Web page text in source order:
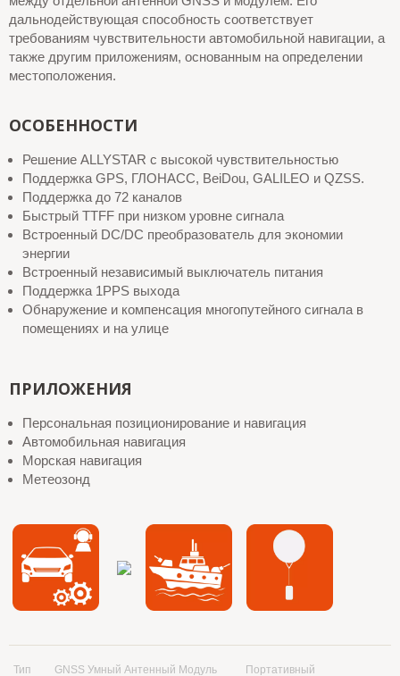
дальнодействующая способность соответствует
требованиям чувствительности автомобильной навигации, а
также другим приложениям, основанным на определении
местоположения.
ОСОБЕННОСТИ
Решение ALLYSTAR с высокой чувствительностью
Поддержка GPS, ГЛОНАСС, BeiDou, GALILEO и QZSS.
Поддержка до 72 каналов
Быстрый TTFF при низком уровне сигнала
Встроенный DC/DC преобразователь для экономии
энергии
Встроенный независимый выключатель питания
Поддержка 1PPS выхода
Обнаружение и компенсация многопутейного сигнала в
помещениях и на улице
ПРИЛОЖЕНИЯ
Персональная позиционирование и навигация
Автомобильная навигация
Морская навигация
Метеозонд
Тип GNSS Умный Антенный Модуль
Портативный